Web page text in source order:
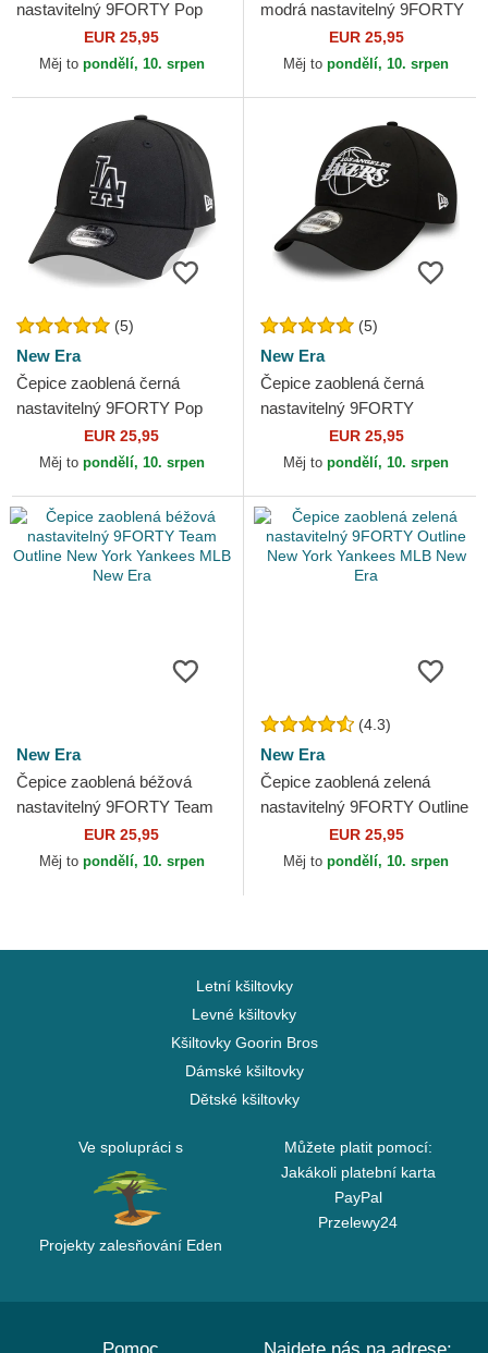
nastavitelný 9FORTY Pop
Outline New York Yankees
MLB New Era
EUR 25,95
Měj to pondělí, 10. srpen
modrá nastavitelný 9FORTY
Outline New York Yankees
MLB New Era
EUR 25,95
Měj to pondělí, 10. srpen
(5)
New Era
Čepice zaoblená černá
nastavitelný 9FORTY Pop
Outline Los Angeles Dodgers
MLB New Era
EUR 25,95
Měj to pondělí, 10. srpen
(5)
New Era
Čepice zaoblená černá
nastavitelný 9FORTY
Essential Outline Los Angeles
Lakers NBA New Era
EUR 25,95
Měj to pondělí, 10. srpen
New Era
Čepice zaoblená béžová
nastavitelný 9FORTY Team
Outline New York Yankees
MLB New Era
EUR 25,95
Měj to pondělí, 10. srpen
(4.3)
New Era
Čepice zaoblená zelená
nastavitelný 9FORTY Outline
New York Yankees MLB New
Era
EUR 25,95
Měj to pondělí, 10. srpen
Letní kšiltovky
Levné kšiltovky
Kšiltovky Goorin Bros
Dámské kšiltovky
Dětské kšiltovky
Ve spolupráci s
Projekty zalesňování Eden
Můžete platit pomocí:
Jakákoli platební karta
PayPal
Przelewy24